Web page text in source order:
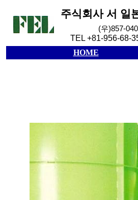
주식회사 서 일
(우)857-
TEL +81-956-68-
HOME